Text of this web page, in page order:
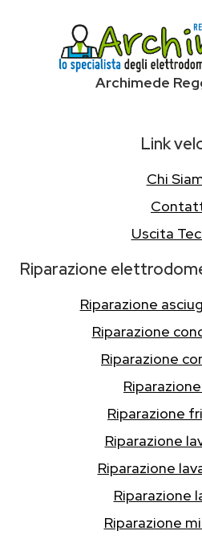
Archimede
Link
Chi
Uscita
Riparazione
Riparazione
Riparazione
Riparazione
Riparazione
Riparazione
Riparazione
Riparazione
Riparazione